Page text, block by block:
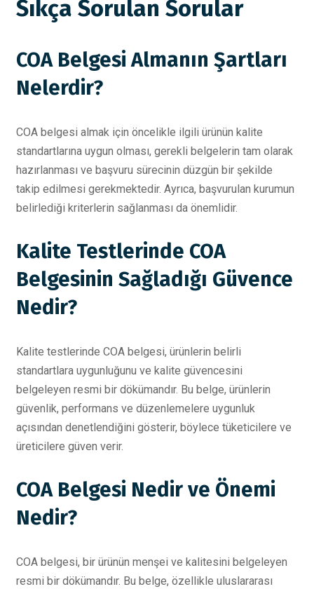
Sıkça Sorulan Sorular
COA Belgesi Almanın Şartları
Nelerdir?
COA belgesi almak için öncelikle ilgili ürünün kalite
standartlarına uygun olması, gerekli belgelerin tam olarak
hazırlanması ve başvuru sürecinin düzgün bir şekilde
takip edilmesi gerekmektedir. Ayrıca, başvurulan kurumun
belirlediği kriterlerin sağlanması da önemlidir.
Kalite Testlerinde COA
Belgesinin Sağladığı Güvence
Nedir?
Kalite testlerinde COA belgesi, ürünlerin belirli
standartlara uygunluğunu ve kalite güvencesini
belgeleyen resmi bir dökümandır. Bu belge, ürünlerin
güvenlik, performans ve düzenlemelere uygunluk
açısından denetlendiğini gösterir, böylece tüketicilere ve
üreticilere güven verir.
COA Belgesi Nedir ve Önemi
Nedir?
COA belgesi, bir ürünün menşei ve kalitesini belgeleyen
resmi bir dökümandır. Bu belge, özellikle uluslararası